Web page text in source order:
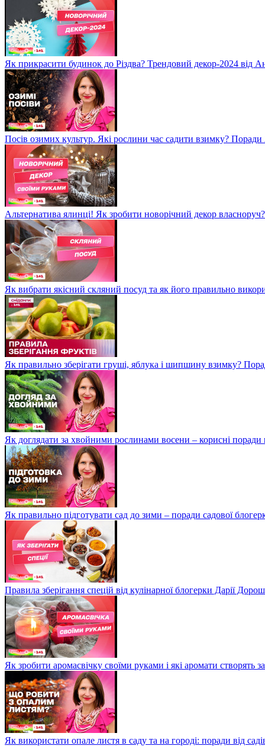
Як прикрасити будинок до Різдва? Трендовий декор-2024 від
Посів озимих культур. Які рослини час садити взимку?
Альтернатива ялинці! Як зробити новорічний декор
Як вибрати якісний скляний посуд та як його правильно
Як правильно зберігати груші, яблука і шипшину взимку?
Як доглядати за хвойними рослинами восени – корисні
Як правильно підготувати сад до зими – поради садової
Правила зберігання спецій від кулінарної блогерки Дарії
Як зробити аромасвічку своїми руками і які аромати створять
Як використати опале листя в саду та на городі: поради від